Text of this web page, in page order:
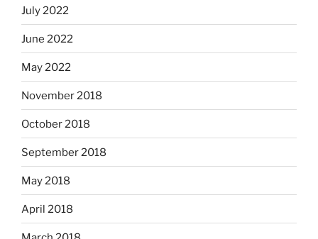
July 2022
June 2022
May 2022
November 2018
October 2018
September 2018
May 2018
April 2018